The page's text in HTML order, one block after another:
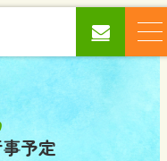
予定